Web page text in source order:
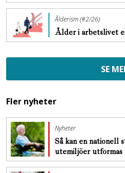
Ålderism (#2/26)
Ålder i arbetslivet
SE
Fler nyheter
Nyheter
Så kan en nationell
utemiljöer utformas